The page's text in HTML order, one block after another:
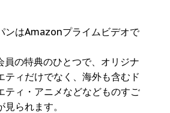
ンはAmazonプライムビデオで
の特典のひとつで、オリジナ
ティだけでなく、海外も含むド
ティ・アニメなどなどものすご
られます。